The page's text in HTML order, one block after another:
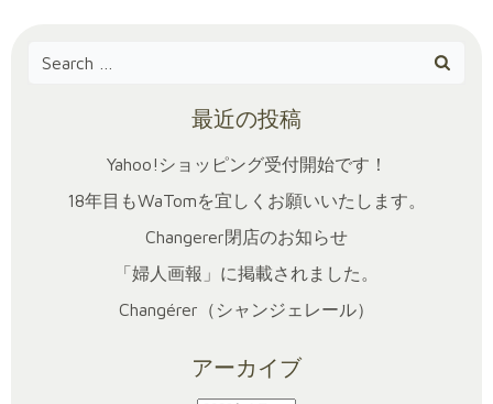
Search
最近の投稿
Yahoo!ショッピング受付開始です！
18年目もWaTomを宜しくお願いいたします。
Changerer閉店のお知らせ
「婦人画報」に掲載されました。
Changérer（シャンジェレール）
アーカイブ